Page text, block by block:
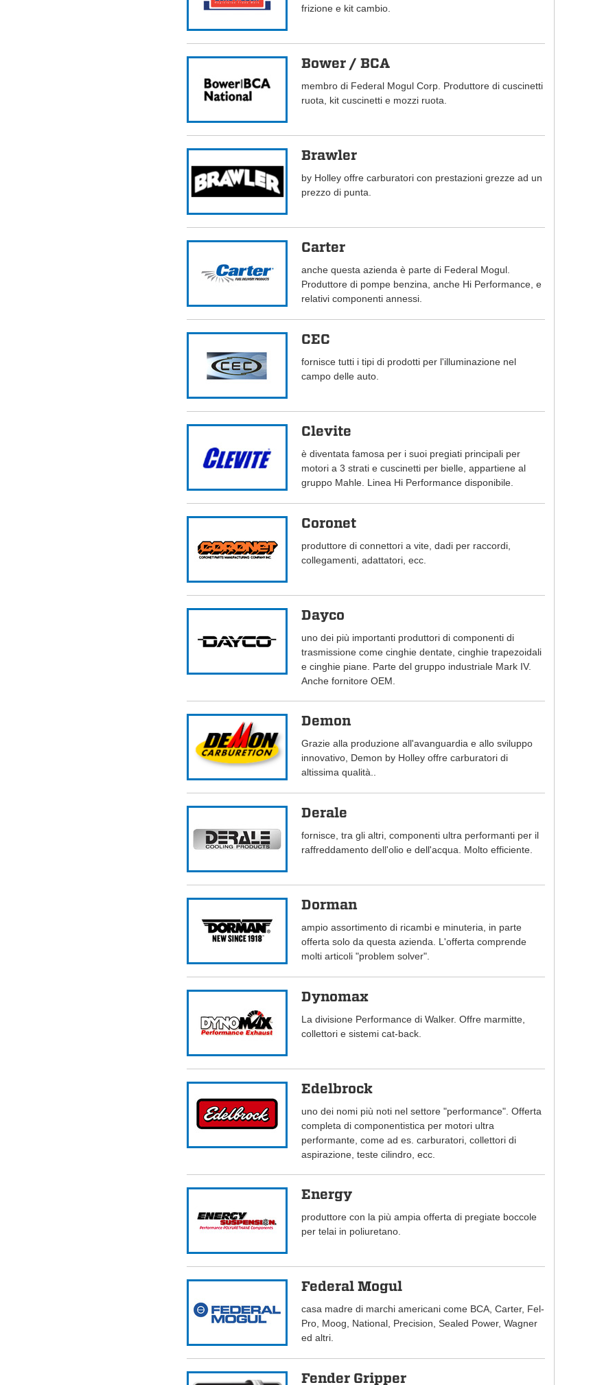
frizione e kit cambio.
Bower / BCA
membro di Federal Mogul Corp. Produttore di cuscinetti
ruota, kit cuscinetti e mozzi ruota.
Brawler
by Holley offre carburatori con prestazioni grezze ad un
prezzo di punta.
Carter
anche questa azienda è parte di Federal Mogul.
Produttore di pompe benzina, anche Hi Performance, e
relativi componenti annessi.
CEC
fornisce tutti i tipi di prodotti per l'illuminazione nel
campo delle auto.
Clevite
è diventata famosa per i suoi pregiati principali per
motori a 3 strati e cuscinetti per bielle, appartiene al
gruppo Mahle. Linea Hi Performance disponibile.
Coronet
produttore di connettori a vite, dadi per raccordi,
collegamenti, adattatori, ecc.
Dayco
uno dei più importanti produttori di componenti di
trasmissione come cinghie dentate, cinghie trapezoidali
e cinghie piane. Parte del gruppo industriale Mark IV.
Anche fornitore OEM.
Demon
Grazie alla produzione all'avanguardia e allo sviluppo
innovativo, Demon by Holley offre carburatori di
altissima qualità..
Derale
fornisce, tra gli altri, componenti ultra performanti per il
raffreddamento dell'olio e dell'acqua. Molto efficiente.
Dorman
ampio assortimento di ricambi e minuteria, in parte
offerta solo da questa azienda. L'offerta comprende
molti articoli "problem solver".
Dynomax
La divisione Performance di Walker. Offre marmitte,
collettori e sistemi cat-back.
Edelbrock
uno dei nomi più noti nel settore "performance". Offerta
completa di componentistica per motori ultra
performante, come ad es. carburatori, collettori di
aspirazione, teste cilindro, ecc.
Energy
produttore con la più ampia offerta di pregiate boccole
per telai in poliuretano.
Federal Mogul
casa madre di marchi americani come BCA, Carter, Fel-
Pro, Moog, National, Precision, Sealed Power, Wagner
ed altri.
Fender Gripper